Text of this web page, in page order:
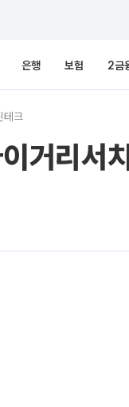
은행 보험 2금
테크
거리서